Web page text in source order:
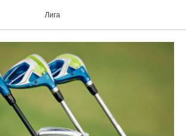
Лига